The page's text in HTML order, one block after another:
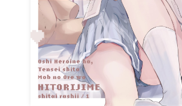
ロサージュノベルス
コミックガルド